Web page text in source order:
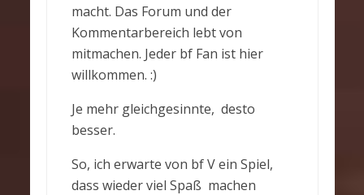
macht. Das Forum und der
Kommentarbereich lebt von
mitmachen. Jeder bf Fan ist hier
willkommen. :)
Je mehr gleichgesinnte, desto
besser.
So, ich erwarte von bf V ein Spiel,
dass wieder viel Spaß machen